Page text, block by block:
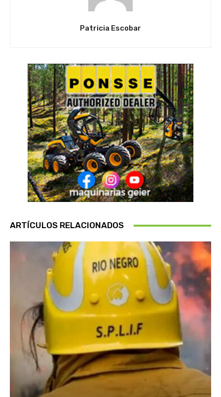
Patricia Escobar
ARTÍCULOS RELACIONADOS